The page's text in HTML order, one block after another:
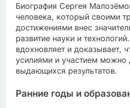
Биография Сергея
человека, который своими
достижениями внес
развитие науки и
вдохновляет и доказывает,
усилиями и участием можно
выдающихся результатов.
Ранние годы и